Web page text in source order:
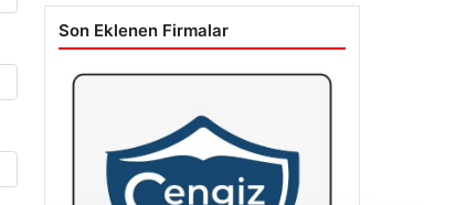
Son Eklenen Firmalar